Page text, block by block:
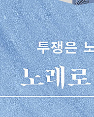
어난다 I: 피트 시거의 커
어난다 II: 피트의 대학 순
과 포크의 여왕(들)
션과 히피를 연결하다
동
안에서 부수다
과 사랑의 여름